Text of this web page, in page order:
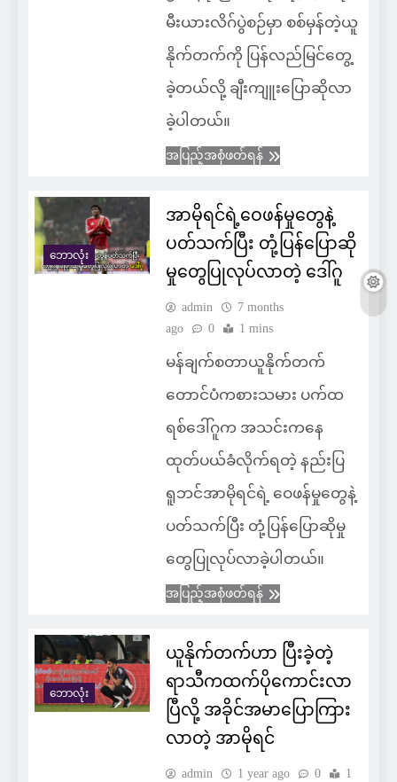
မီးယားလိဂ်ပွဲစဉ်မှာ စစ်မှန်တဲ့ယူ
နိုက်တက်ကို ပြန်လည်မြင်တွေ့
ခဲ့တယ်လို့ ချီးကျူးပြောဆိုလာ
ခဲ့ပါတယ်။
အပြည့်အစုံဖတ်ရန်
ဘောလုံး
အာမိုရင်ရဲ့ဝေဖန်မှုတွေနဲ့
ပတ်သက်ပြီး တုံ့ပြန်ပြောဆို
မှုတွေပြုလုပ်လာတဲ့ ဒေါ်ဂူ
admin
7 months
ago
0 1 mins
မန်ချက်စတာယူနိုက်တက်
တောင်ပံကစားသမား ပက်ထ
ရစ်ဒေါ်ဂူက အသင်းကနေ
ထုတ်ပယ်ခံလိုက်ရတဲ့ နည်းပြ
ရူဘင်အာမိုရင်ရဲ့ ဝေဖန်မှုတွေနဲ့
ပတ်သက်ပြီး တုံ့ပြန်ပြောဆိုမှု
တွေပြုလုပ်လာခဲ့ပါတယ်။
အပြည့်အစုံဖတ်ရန်
ဘောလုံး
ယူနိုက်တက်ဟာ ပြီးခဲ့တဲ့
ရာသီကထက်ပိုကောင်းလာ
ပြီလို့ အခိုင်အမာပြောကြား
လာတဲ့ အာမိုရင်
admin 1 year ago 0
1